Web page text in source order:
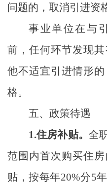
问题的，取消引进资
事业单位在与
前，任何环节发现
他不适宜引进情形
格。
五、政策待遇
1.住房补贴。 全
范围内首次购买住
贴，按每年20%分5